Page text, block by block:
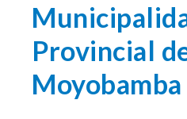
Provincial